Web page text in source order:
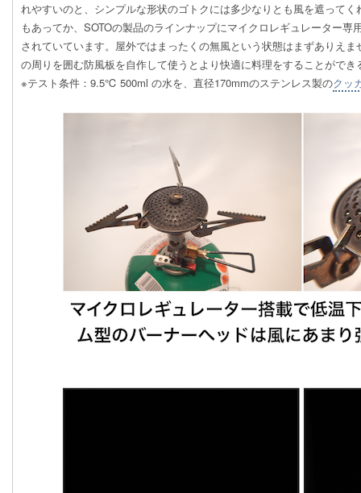
れやすいのと、シンプルな形状のゴトクには多少なりとも風を遮って
もあってか、SOTOの製品のラインナップにマイクロレギュレーター
されていています。屋外ではまったくの無風という状態はまずありえ
の周りを囲む防風板を自作して使うとより快適に料理をすることができ
※テスト条件：9.5℃ 500ml の水を、直径170mmのステンレス製のクッ